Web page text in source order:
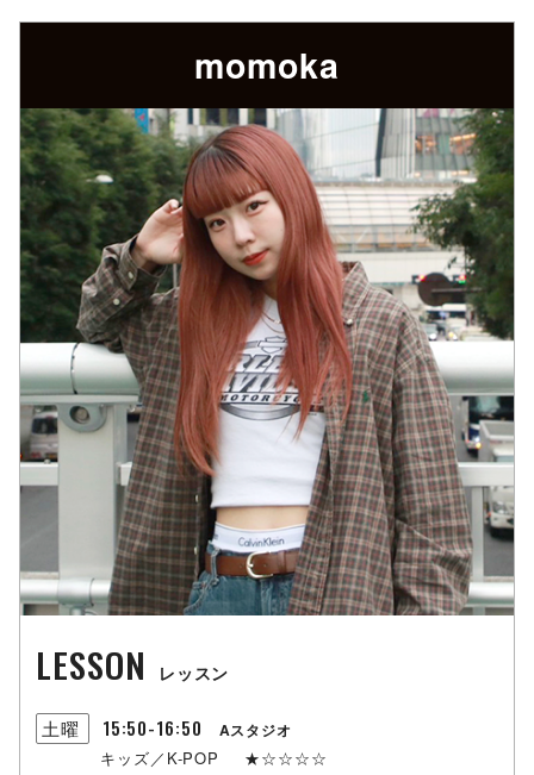
momoka
LESSON レッスン
土曜 15:50-16:50 Aスタジオ
キッズ／K-POP
★☆☆☆☆